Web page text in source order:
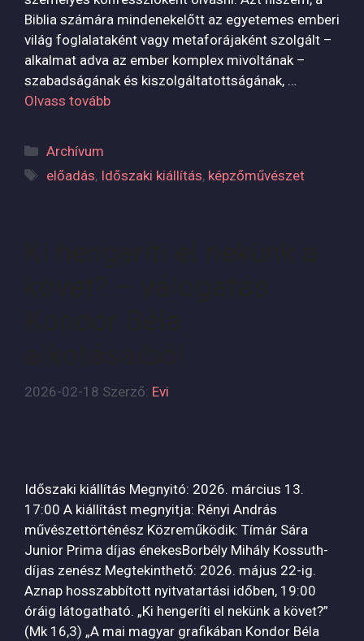
Biblia számára mindenekelőtt az egyetemes emberi
világ foglalataként vagy metaforájaként szolgált –
alkalmat adva az ember komplex mivoltának –
szabadságának és kiszolgáltatottságának, …
Olvass tovább
Kategória
Archívum
Címkék
előadás, Időszaki kiállítás, képzőművészet
2026-02-18 Szerző: Evi
Időszaki kiállítás Megnyitó: 2026. március 13.
17:00 A kiállítást megnyitja: Rényi András
művészettörténész Közreműködik: Tímár Sára
Junior Prima díjas énekesBorbély Mihály Kossuth-
díjas zenész Megtekinthető: 2026. május 22-ig.
Aznap hosszabbított nyitvatartási időben, 19:00
óráig látogatható. „Ki hengeríti el nekünk a követ?”
(Mk 16,3) „A mai magyar grafikában Kondor Béla